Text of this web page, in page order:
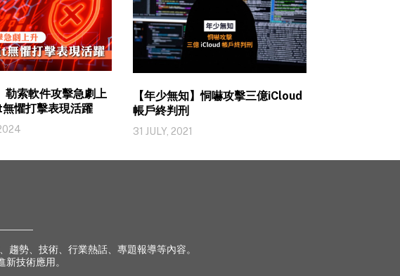
勒索軟件攻擊急劇上
懼打擊表現活躍
【年少無知】恫嚇攻擊三億iCloud
帳戶終判刑
31 JULY, 2021
勢、技術、行業熱話、專題報導等內容。
技術應用。